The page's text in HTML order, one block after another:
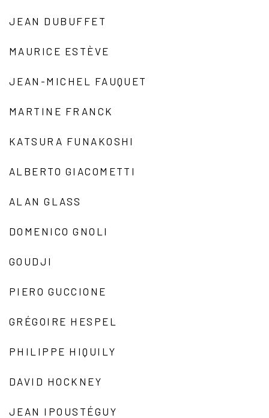
JEAN DUBUFFET
MAURICE ESTÈVE
JEAN-MICHEL FAUQUET
MARTINE FRANCK
KATSURA FUNAKOSHI
ALBERTO GIACOMETTI
ALAN GLASS
DOMENICO GNOLI
GOUDJI
PIERO GUCCIONE
GRÉGOIRE HESPEL
PHILIPPE HIQUILY
DAVID HOCKNEY
JEAN IPOUSTÉGUY